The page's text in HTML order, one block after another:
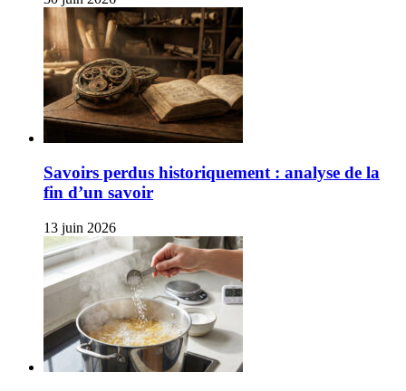
Savoirs perdus historiquement : analyse de la
fin d’un savoir
13 juin 2026